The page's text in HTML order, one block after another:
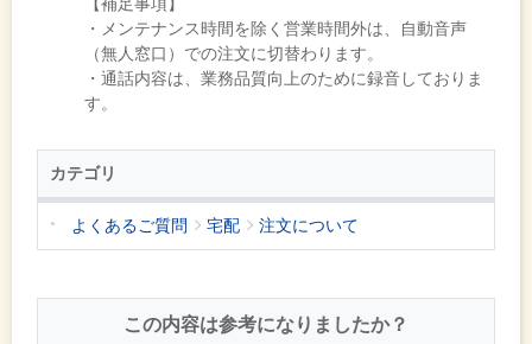
・メンテナンス時間を除く営業時間外は、自動音声
（無人窓口）での注文に切替わります。
・通話内容は、業務品質向上のために録音しておりま
す。
カテゴリ
よくあるご質問 宅配 注文について
この内容は参考になりましたか？